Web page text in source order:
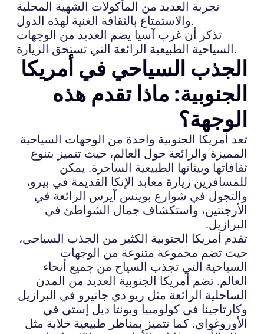
تجربة العديد من المأكولات الشهية المحلية
والاستمتاع بالثقافة الغنية لهذه الدول.
تذكر أن غرب آسيا يضم العديد من الوجهات
السياحية الطبيعية الرائعة التي تستحق الزيارة.
الجذب السياحي في أمريكا
الجنوبية: ماذا تقدم هذه
الوجهة؟
تعد أمريكا الجنوبية واحدة من الوجهات السياحية
المميزة والرائعة حول العالم، حيث تتميز بتنوع
ثقافاتها وبيئاتها الطبيعية الساحرة. يمكن
للمسافرين زيارة معابد الإنكا القديمة في بيرو،
والتجول في شوارع بوينس آيرس الرائعة في
الأرجنتين، واستكشاف جمال الشواطئ في
البرازيل.
تقدم أمريكا الجنوبية الكثير من الجذب السياحي،
حيث تضم مجموعة متنوعة من الوجهات
السياحية التي تجذب السياح من جميع أنحاء
العالم. تضم أمريكا الجنوبية العديد من المدن
الساحلية الرائعة مثل ريو دي جانيرو في البرازيل
وكارتاجينا في كولومبيا وبونتا ديل إستي في
الأوروغواي. كما تتميز بمناظر طبيعية خلابة مثل